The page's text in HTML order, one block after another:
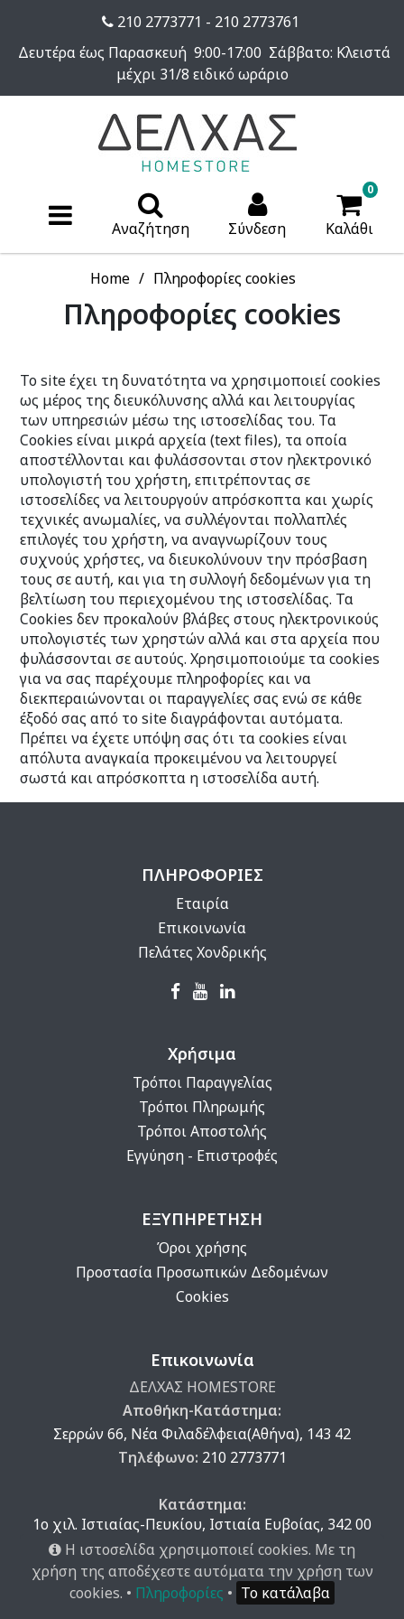
210 2773771 - 210 2773761
Δευτέρα έως Παρασκευή 9:00-17:00 Σάββατο: Κλειστά
μέχρι 31/8 ειδικό ωράριο
Αναζήτηση Σύνδεση
0
Καλάθι
Home Πληροφορίες cookies
Πληροφορίες cookies
Το site έχει τη δυνατότητα να χρησιμοποιεί cookies
ως μέρος της διευκόλυνσης αλλά και λειτουργίας
των υπηρεσιών μέσω της ιστοσελίδας του. Τα
Cookies είναι μικρά αρχεία (text files), τα οποία
απoστέλλονται και φυλάσσονται στον ηλεκτρονικό
υπολογιστή του χρήστη, επιτρέποντας σε
ιστοσελίδες να λειτουργούν απρόσκοπτα και χωρίς
τεχνικές ανωμαλίες, να συλλέγονται πολλαπλές
επιλογές του χρήστη, να αναγνωρίζουν τους
συχνούς χρήστες, να διευκολύνουν την πρόσβαση
τους σε αυτή, και για τη συλλογή δεδομένων για τη
βελτίωση του περιεχομένου της ιστοσελίδας. Τα
Cookies δεν προκαλούν βλάβες στους ηλεκτρονικούς
υπολογιστές των χρηστών αλλά και στα αρχεία που
φυλάσσονται σε αυτούς. Χρησιμοποιούμε τα cookies
για να σας παρέχουμε πληροφορίες και να
διεκπεραιώνονται οι παραγγελίες σας ενώ σε κάθε
έξοδό σας από το site διαγράφονται αυτόματα.
Πρέπει να έχετε υπόψη σας ότι τα cookies είναι
απόλυτα αναγκαία προκειμένου να λειτουργεί
σωστά και απρόσκοπτα η ιστοσελίδα αυτή.
ΠΛΗΡΟΦΟΡΙΕΣ
Εταιρία
Επικοινωνία
Πελάτες Χονδρικής
Χρήσιμα
Τρόποι Παραγγελίας
Τρόποι Πληρωμής
Τρόποι Αποστολής
Εγγύηση - Επιστροφές
ΕΞΥΠΗΡΕΤΗΣΗ
Όροι χρήσης
Προστασία Προσωπικών Δεδομένων
Cookies
Επικοινωνία
ΔΕΛΧΑΣ HOMESTORE
Αποθήκη-Κατάστημα:
Σερρών 66, Νέα Φιλαδέλφεια(Αθήνα), 143 42
Τηλέφωνο: 210 2773771
Κατάστημα:
1ο χιλ. Ιστιαίας-Πευκίου, Ιστιαία Ευβοίας, 342 00
Τηλέφωνο: 222 605 3850
Η ιστοσελίδα χρησιμοποιεί cookies. Με τη
χρήση της αποδέχεστε αυτόματα την χρήση των
cookies. • Πληροφορίες • Το κατάλαβα